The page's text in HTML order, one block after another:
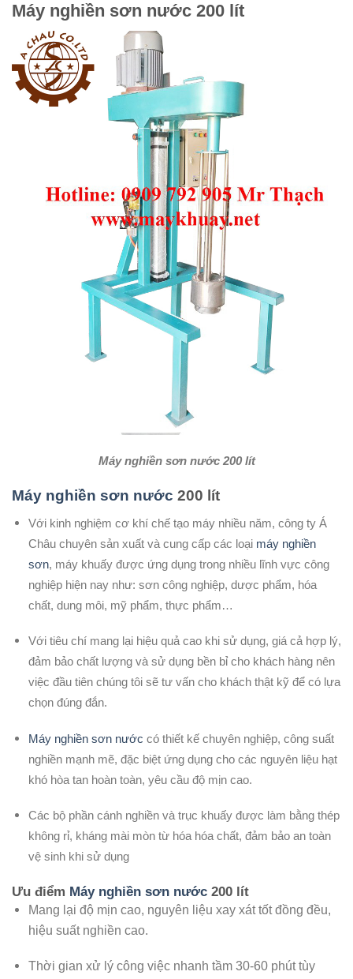
Máy nghiền sơn nước 200 lít
Máy nghiền sơn nước 200 lít
Máy nghiền sơn nước 200 lít
Với kinh nghiệm cơ khí chế tạo máy nhiều năm, công ty Á
Châu chuyên sản xuất và cung cấp các loại máy nghiền
sơn, máy khuấy được ứng dụng trong nhiều lĩnh vực công
nghiệp hiện nay như: sơn công nghiệp, dược phẩm, hóa
chất, dung môi, mỹ phẩm, thực phẩm…
Với tiêu chí mang lại hiệu quả cao khi sử dụng, giá cả hợp lý,
đảm bảo chất lượng và sử dụng bền bỉ cho khách hàng nên
việc đầu tiên chúng tôi sẽ tư vấn cho khách thật kỹ để có lựa
chọn đúng đắn.
Máy nghiền sơn nước có thiết kế chuyên nghiệp, công suất
nghiền mạnh mẽ, đặc biệt ứng dụng cho các nguyên liệu hạt
khó hòa tan hoàn toàn, yêu cầu độ mịn cao.
Các bộ phần cánh nghiền và trục khuấy được làm bằng thép
không rỉ, kháng mài mòn từ hóa hóa chất, đảm bảo an toàn
vệ sinh khi sử dụng
Ưu điểm Máy nghiền sơn nước 200 lít
Mang lại độ mịn cao, nguyên liệu xay xát tốt đồng đều,
hiệu suất nghiền cao.
Thời gian xử lý công việc nhanh tầm 30-60 phút tùy